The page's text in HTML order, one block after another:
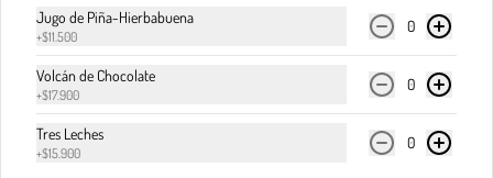
Jugo de Piña-Hierbabuena
+$11.500
0
Volcán de Chocolate
+$17.900
0
Tres Leches
+$15.900
0